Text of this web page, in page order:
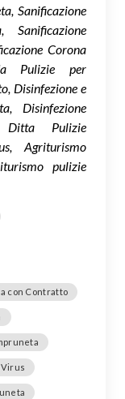
Sanificazione
Corona
Pulizie per
Disinfezione e
Disinfezione
Ditta Pulizie
Agriturismo
pulizie
con Contratto